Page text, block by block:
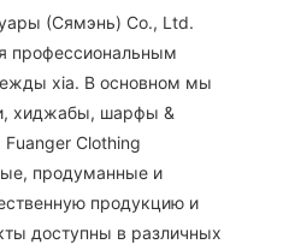
(Сямэнь) Co., Ltd.
профессиональным
xia. В основном мы
хиджабы, шарфы &
Fuanger Clothing
продуманные и
продукцию и
доступны в различных